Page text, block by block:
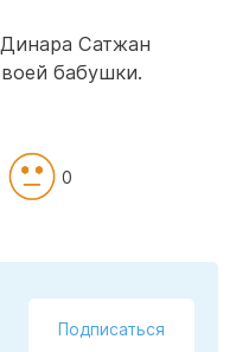
Сатжан
бабушки.
0
Подписаться